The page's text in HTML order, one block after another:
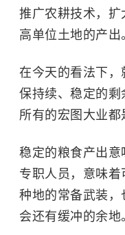
推广农耕技术，
高单位土地的产出
在今天的看法下
保持续、稳定的
所有的宏图大业都
稳定的粮食产出
专职人员，意味
种地的常备武装
会还有缓冲的余地